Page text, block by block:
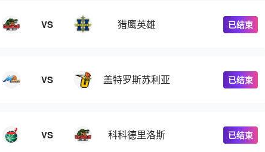
VS 猎鹰英雄 已结束
VS 盖特罗斯苏利亚 已结束
VS 科科德里洛斯 已结束